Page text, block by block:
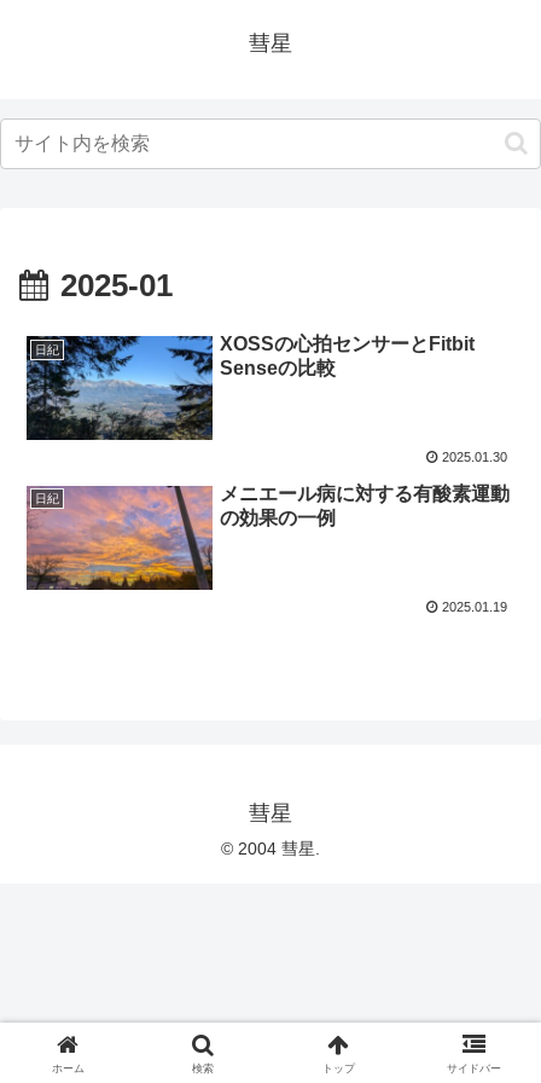
彗星
2025-01
日紀
XOSSの心拍センサーとFitbit
Senseの比較
2025.01.30
日紀
メニエール病に対する有酸素運動
の効果の一例
2025.01.19
彗星
© 2004 彗星.
ホーム 検索 トップ サイドバー